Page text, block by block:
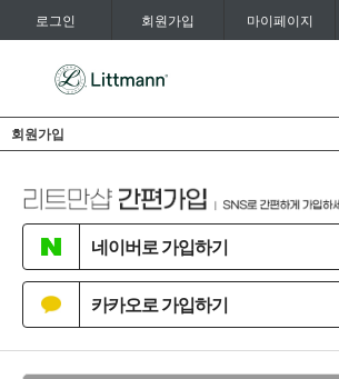
로그인 회원가입 마이페이지
회원가입
네이버로 가입하기
카카오로 가입하기